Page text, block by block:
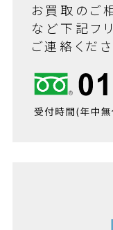
お買取のご
など下記フ
ご連絡くださ